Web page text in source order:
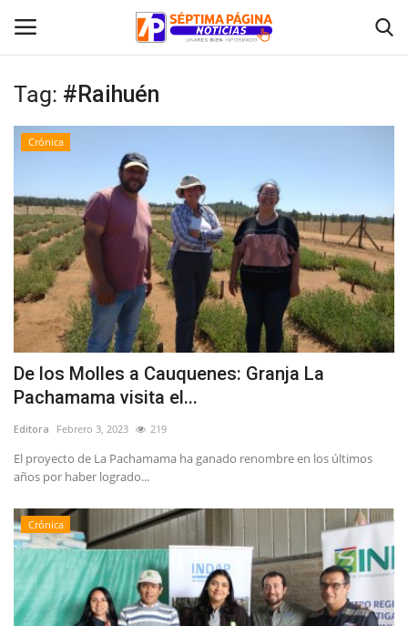
Inicio
Policial
Tribunales
Deporte
Política
Espectáculos
Tag: #Raihuén
Crónica
De los Molles a Cauquenes: Granja La
Pachamama visita el...
Editora Febrero 3, 2023 219
El proyecto de La Pachamama ha ganado renombre en los últimos
años por haber logrado...
Crónica